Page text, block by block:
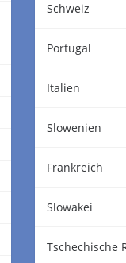
Schweiz
Portugal
Italien
Slowenien
Frankreich
Slowakei
Tschechische